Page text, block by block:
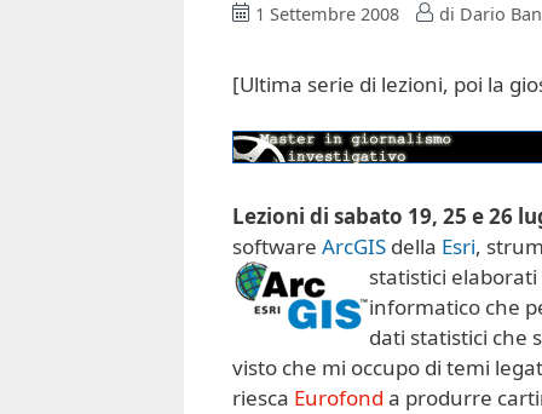
1 Settembre 2008 di Dario
[Ultima serie di lezioni, poi la
Lezioni di sabato 19, 25 e 26
software ArcGIS della Esri,
statistici
informatico che
dati statistici che
visto che mi occupo di temi
riesca Eurofond a produrre